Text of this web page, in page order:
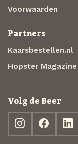
Voorwaarden
Partners
Kaarsbestellen.nl
Hopster Magazine
Volg de Beer